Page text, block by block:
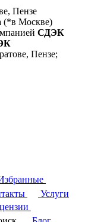
Пензе
(*в Москве)
СДЭК
Пензе;
Услуги